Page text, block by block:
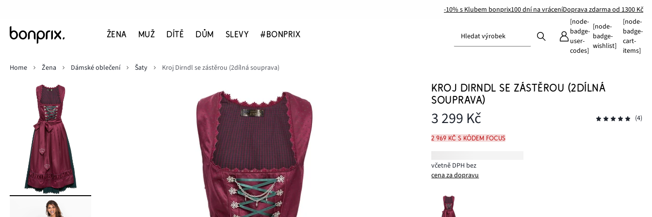
-10% s Klubem bonprix100 dní na vráceníDoprava zdarma od 1300 Kč
ŽENA MUŽ DÍTĚ DŮM SLEVY #BONPRIX Hledat výrobek
[node-
badge-
user-
codes]
[node-
badge-
wishlist]
[node-
badge-
cart-
items]
Home
Žena Dámské oblečení Šaty Kroj Dirndl se zástěrou (2dílná souprava)
KROJ DIRNDL SE ZÁSTĚROU (2DÍLNÁ
SOUPRAVA)
3 299 Kč (4)
2 969 Kč s kódem FOCUS
včetně DPH bez
cena za dopravu